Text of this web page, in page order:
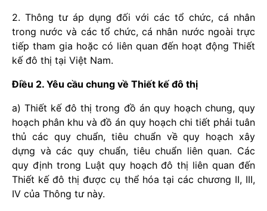
2. Thông tư áp dụng đối với các tổ chức, cá nhân
trong nước và các tổ chức, cá nhân nước ngoài trực
tiếp tham gia hoặc có liên quan đến hoạt động Thiết
kế đô thị tại Việt Nam.
Điều 2. Yêu cầu chung về Thiết kế đô thị
a) Thiết kế đô thị trong đồ án quy hoạch chung, quy
hoạch phân khu và đồ án quy hoạch chi tiết phải tuân
thủ các quy chuẩn, tiêu chuẩn về quy hoạch xây
dựng và các quy chuẩn, tiêu chuẩn liên quan. Các
quy định trong Luật quy hoạch đô thị liên quan đến
Thiết kế đô thị được cụ thể hóa tại các chương II, III,
IV của Thông tư này.